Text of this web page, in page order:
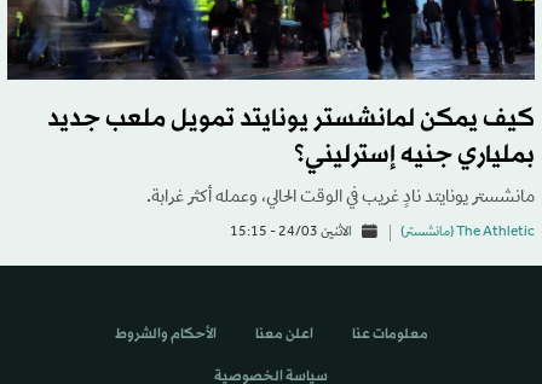
كيف يمكن لمانشستر يونايتد تمويل ملعب جديد
بملياري جنيه إسترليني؟
مانشستر يونايتد نادٍ غريب في الوقت الحالي، وعمله أكثر غرابة.
The Athletic (مانشستر) الاثنين 24/03 - 15:15
معلومات عنا اعلن معنا الأحكام والشروط
سياسة الخصوصية